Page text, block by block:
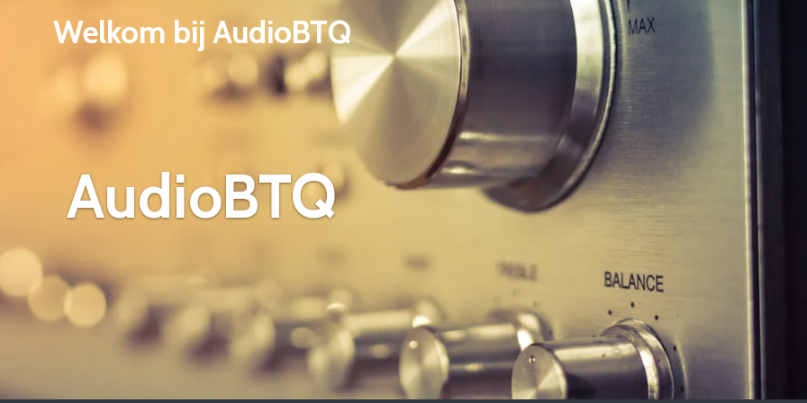
Welkom bij AudioBTQ
AudioBTQ